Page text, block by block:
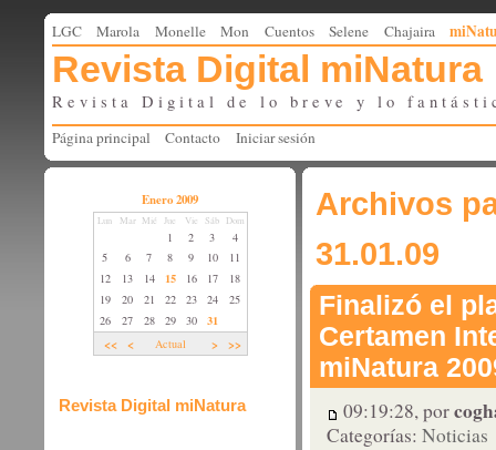
LGC Marola Monelle Mon Cuentos Selene Chajaira
Revista Digital miNatura
Revista Digital de lo breve y lo
Página principal Contacto Iniciar sesión
Archivos
31.01.09
Finalizó el
Certamen
miNatura
09:19:28, por
Categorías: Noticias
Enero 2009
Lun Mar Mié Jue Vie Sáb Dom
1 2 3
4
5
6 7 8 9 10
11
12
13 14 15 16 17
18
19
20 21 22 23 24
25
26
27 28 29 30
31
<< < Actual > >>
Revista Digital miNatura